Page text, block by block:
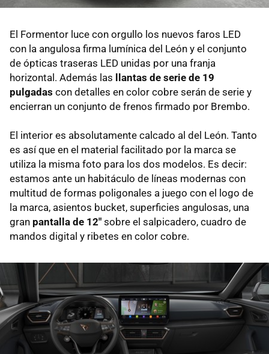
El Formentor luce con orgullo los nuevos faros LED
con la angulosa firma lumínica del León y el conjunto
de ópticas traseras LED unidas por una franja
horizontal. Además las llantas de serie de 19
pulgadas con detalles en color cobre serán de serie y
encierran un conjunto de frenos firmado por Brembo.
El interior es absolutamente calcado al del León. Tanto
es así que en el material facilitado por la marca se
utiliza la misma foto para los dos modelos. Es decir:
estamos ante un habitáculo de líneas modernas con
multitud de formas poligonales a juego con el logo de
la marca, asientos bucket, superficies angulosas, una
gran pantalla de 12" sobre el salpicadero, cuadro de
mandos digital y ribetes en color cobre.